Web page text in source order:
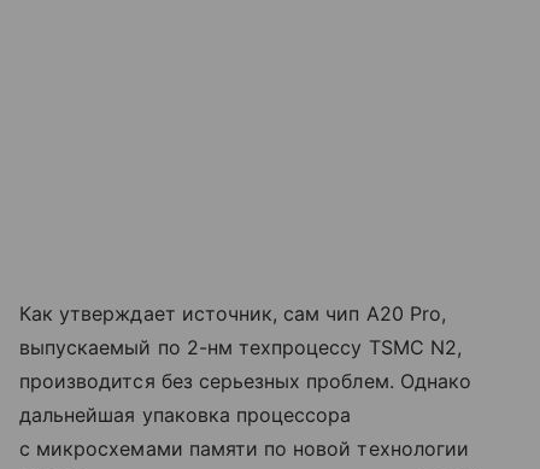
Как утверждает источник, сам чип A20 Pro,
выпускаемый по 2-нм техпроцессу TSMC N2,
производится без серьезных проблем. Однако
дальнейшая упаковка процессора
с микросхемами памяти по новой технологии